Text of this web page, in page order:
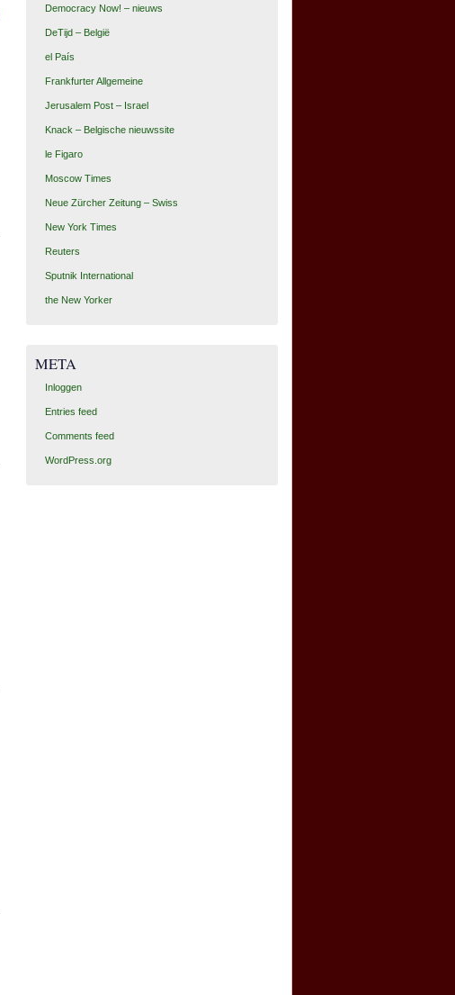
Democracy Now! – nieuws
DeTijd – België
el País
Frankfurter Allgemeine
Jerusalem Post – Israel
Knack – Belgische nieuwssite
le Figaro
Moscow Times
Neue Zürcher Zeitung – Swiss
New York Times
Reuters
Sputnik International
the New Yorker
META
Inloggen
Entries feed
Comments feed
WordPress.org